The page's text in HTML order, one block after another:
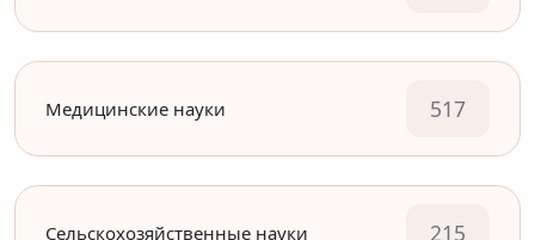
Медицинские науки 517
Сельскохозяйственные науки 215